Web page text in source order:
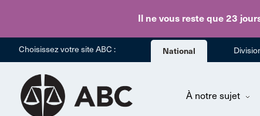
Il ne vous reste que 23
Choisissez votre site ABC : National
À notre sujet